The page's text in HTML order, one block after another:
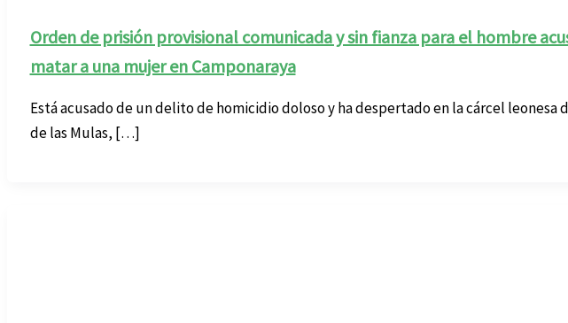
Orden de prisión provisional comunicada y sin fianza para el hombre
matar a una mujer en Camponaraya
Está acusado de un delito de homicidio doloso y ha despertado en la cárcel leonesa
de las Mulas, […]